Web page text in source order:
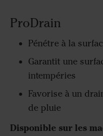
ProDrain
Pénétre à la
Garantit une
intempéries
Favorise à un
de pluie
Disponible sur les